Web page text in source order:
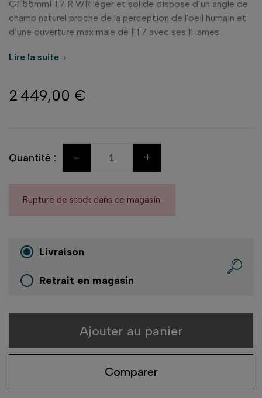
GF55mmF1.7 R WR léger et solide dispose d’un angle de
champ naturel proche de la perception de l'oeil humain et
d’une ouverture maximale de F1.7 avec ses 11 lames.
Lire la suite 
2 449,00 €
Quantité : - +
Rupture de stock dans ce magasin.
Livraison
Retrait en magasin
Ajouter au panier
Comparer